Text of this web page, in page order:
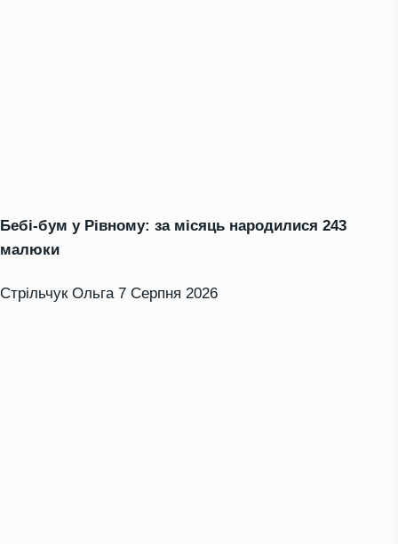
Бебі-бум у Рівному: за місяць народилися 243
малюки
Стрільчук Ольга 7 Серпня 2026